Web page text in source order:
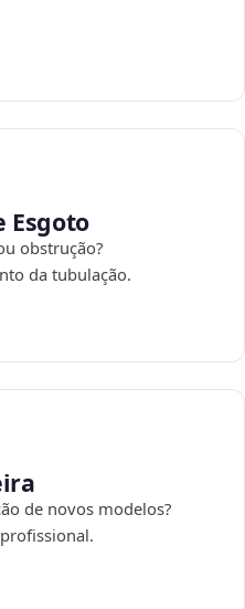
Esgoto
obstrução?
da tubulação.
de novos modelos?